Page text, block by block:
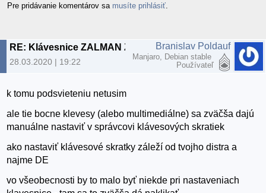
Pre pridávanie komentárov sa musíte prihlásiť
RE: Klávesnice ZALMAN ZM-K200M
28.03.2020 | 19:22
Branislav Poldauf
Manjaro, Debian stable
Používateľ
k tomu podsvieteniu netusim
ale tie bocne klevesy (alebo multimediálne) sa zväčša dajú
manuálne nastaviť v správcovi klávesových skratiek
ako nastaviť klávesové skratky záleží od tvojho distra a
najme DE
vo všeobecnosti by to malo byť niekde pri nastaveniach